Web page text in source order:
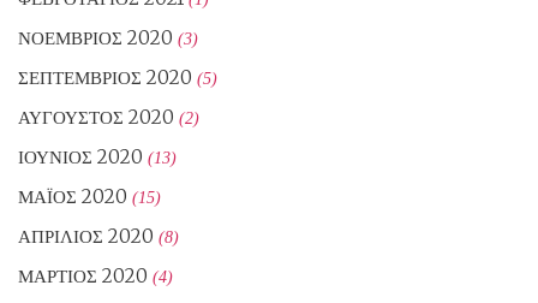
ΝΟΈΜΒΡΙΟΣ 2020 (3)
ΣΕΠΤΈΜΒΡΙΟΣ 2020 (5)
ΑΎΓΟΥΣΤΟΣ 2020 (2)
ΙΟΎΝΙΟΣ 2020 (13)
ΜΆΙΟΣ 2020 (15)
ΑΠΡΊΛΙΟΣ 2020 (8)
ΜΆΡΤΙΟΣ 2020 (4)